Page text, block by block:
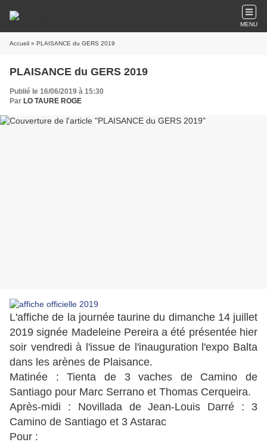
MENU
Accueil » PLAISANCE du GERS 2019
PLAISANCE du GERS 2019
Publié le 16/06/2019 à 15:30
Par LO TAURE ROGE
L'affiche de la journée taurine du dimanche 14 juillet
2019 signée Madeleine Pereira a été présentée hier
soir vendredi à l'issue de l'inauguration l'expo Balta
dans les arènes de Plaisance.
Matinée : Tienta de 3 vaches de Camino de
Santiago pour Marc Serrano et Thomas Cerqueira.
Après-midi : Novillada de Jean-Louis Darré : 3
Camino de Santiago et 3 Astarac
Pour :